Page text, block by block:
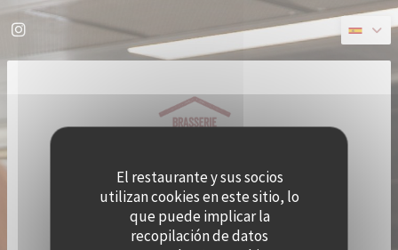
Personalización de sus opciones de cookies
El restaurante y sus socios
utilizan cookies en este sitio, lo
que puede implicar la
recopilación de datos
Instagram ((abre en una nueva ventana))